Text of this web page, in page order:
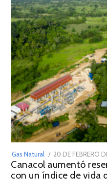
Gas Natural
POSTED
ON
20 DE FEBRERO
Canacol aumentó
con un índice de vida